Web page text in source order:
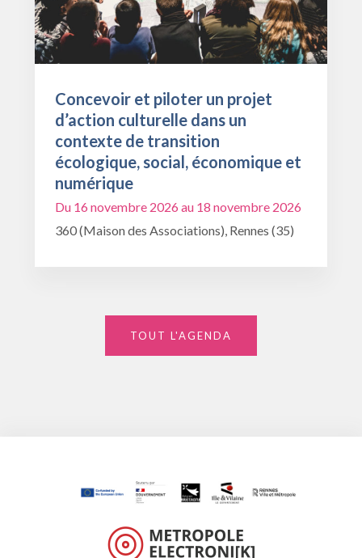
Concevoir et piloter un projet
d’action culturelle dans un
contexte de transition
écologique, social, économique et
numérique
Du 16 novembre 2026 au 18 novembre 2026
360 (Maison des Associations), Rennes (35)
TOUT L'AGENDA